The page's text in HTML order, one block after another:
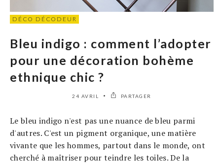
DÉCO DÉCODEUR
Bleu indigo : comment l’adopter
pour une décoration bohème
ethnique chic ?
24 AVRIL PARTAGER
Le bleu indigo n'est pas une nuance de bleu parmi
d'autres. C'est un pigment organique, une matière
vivante que les hommes, partout dans le monde, ont
cherché à maîtriser pour teindre les toiles. De la